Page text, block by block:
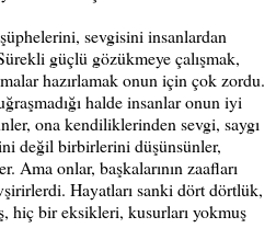
sevgisini insanlardan
güçlü gözükmeye çalışmak,
hazırlamak onun için çok zordu.
halde insanlar onun iyi
ona kendiliklerinden sevgi, saygı
değil birbirlerini düşünsünler,
Ama onlar, başkalarının zaafları
Hayatları sanki dört dörtlük,
hiç bir eksikleri, kusurları yokmuş